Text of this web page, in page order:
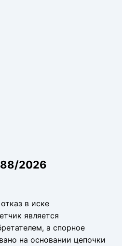
2026
в иске
является
а спорное
на основании цепочки